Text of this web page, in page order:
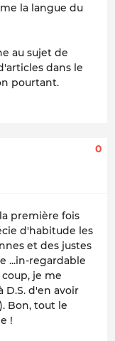
la langue du
au sujet de
dans le
pourtant.
0
première fois
d'habitude les
et des justes
...in-regardable
je me
D.S. d'en avoir
Bon, tout le
!